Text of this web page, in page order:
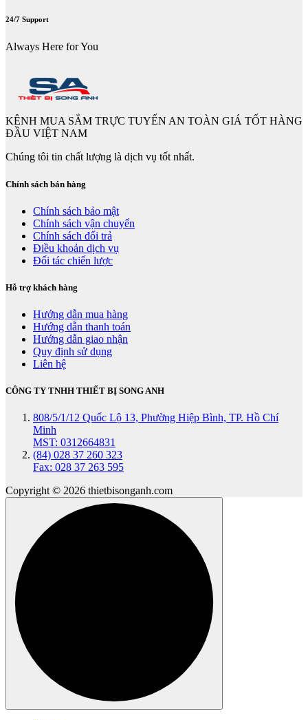
24/7 Support
Always Here for You
KÊNH MUA SẮM TRỰC TUYẾN AN TOÀN GIÁ TỐT HÀNG
ĐẦU VIỆT NAM
Chúng tôi tin chất lượng là dịch vụ tốt nhất.
Chính sách bán hàng
Chính sách bảo mật
Chính sách vận chuyển
Chính sách đổi trả
Điều khoản dịch vụ
Đối tác chiến lược
Hỗ trợ khách hàng
Hướng dẫn mua hàng
Hướng dẫn thanh toán
Hướng dẫn giao nhận
Quy định sử dụng
Liên hệ
CÔNG TY TNHH THIẾT BỊ SONG ANH
808/5/1/12 Quốc Lộ 13, Phường Hiệp Bình, TP. Hồ Chí
Minh
MST: 0312664831
(84) 028 37 260 323
Fax: 028 37 263 595
Copyright © 2026 thietbisonganh.com